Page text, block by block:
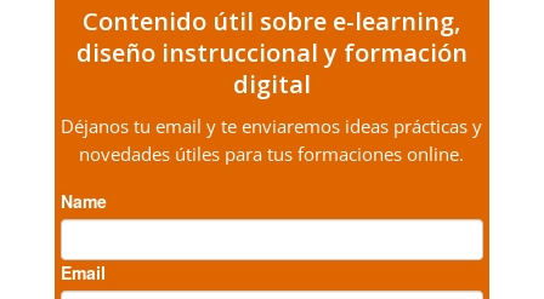
Contenido útil sobre e-learning,
diseño instruccional y formación
digital
Déjanos tu email y te enviaremos ideas prácticas y
novedades útiles para tus formaciones online.